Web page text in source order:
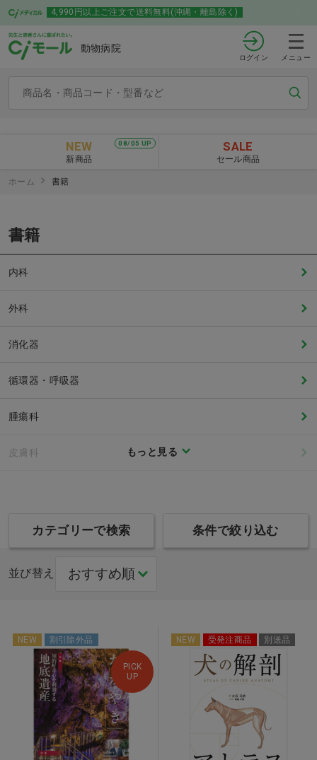
4,990円以上ご注文で送料無料(沖縄・離島除く)
動物病院
ログイン メニュー
08/05 UP
NEW
新商品
SALE
セール商品
ホーム 書籍
書籍
内科
外科
消化器
循環器・呼吸器
腫瘍科
皮膚科 もっと見る
カテゴリーで検索 条件で絞り込む
並び替え
PICK
UP
NEW 割引除外品 NEW 受発注商品 別送品